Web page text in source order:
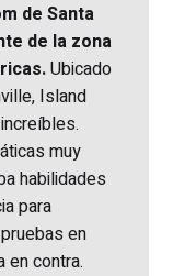
de Santa
de la zona
Ubicado
Island
muy
habilidades
para
en
en contra.